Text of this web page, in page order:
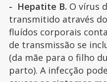
- Hepatite B. O vírus
transmitido através
fluídos corporais
de transmissão se
(da mãe para o filho
parto). A infecção